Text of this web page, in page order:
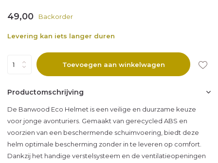
49,00 Backorder
Levering kan iets langer duren
Toevoegen aan winkelwagen
Productomschrijving
De Banwood Eco Helmet is een veilige en duurzame keuze
voor jonge avonturiers. Gemaakt van gerecycled ABS en
voorzien van een beschermende schuimvoering, biedt deze
helm optimale bescherming zonder in te leveren op comfort.
Dankzij het handige verstelsysteem en de ventilatieopeningen